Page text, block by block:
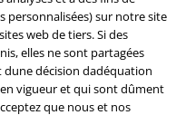
personnalisées) sur notre site
web de tiers. Si des
elles ne sont partagées
décision dadéquation
vigueur et qui sont dûment
que nous et nos